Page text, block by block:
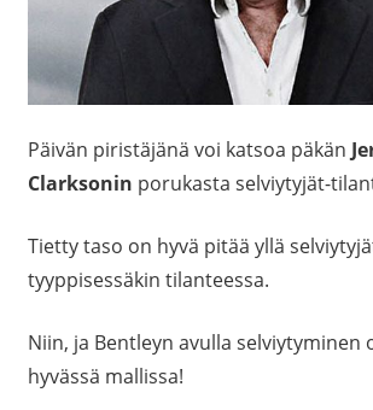
Päivän piristäjänä voi katsoa päkän
Clarksonin porukasta selviytyjät-
Tietty taso on hyvä pitää yllä
tyyppisessäkin tilanteessa.
Niin, ja Bentleyn avulla selviytyminen
hyvässä mallissa!